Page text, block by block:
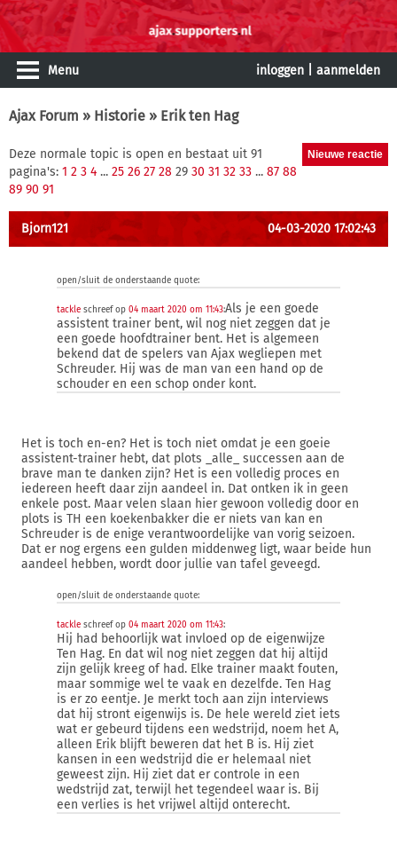
Menu inloggen aanmelden
Ajax Forum » Historie » Erik ten Hag
Deze normale topic is open en bestaat uit 91
pagina's: 1 2 3 4 ... 25 26 27 28 29 30 31 32 33 ... 87 88
89 90 91
Bjorn121 04-03-2020 17:02:43
open/sluit de onderstaande quote:
tackle schreef op 04 maart 2020 om 11:43:Als je een goede
assistent trainer bent, wil nog niet zeggen dat je
een goede hoofdtrainer bent. Het is algemeen
bekend dat de spelers van Ajax wegliepen met
Schreuder. Hij was de man van een hand op de
schouder en een schop onder kont.
Het is toch en-en? Het is toch niet omdat je een goeie
assistent-trainer hebt, dat plots _alle_ successen aan de
brave man te danken zijn? Het is een volledig proces en
iedereen heeft daar zijn aandeel in. Dat ontken ik in geen
enkele post. Maar velen slaan hier gewoon volledig door en
plots is TH een koekenbakker die er niets van kan en
Schreuder is de enige verantwoordelijke van vorig seizoen.
Dat er nog ergens een gulden middenweg ligt, waar beide hun
aandeel hebben, wordt door jullie van tafel geveegd.
open/sluit de onderstaande quote:
tackle schreef op 04 maart 2020 om 11:43:
Hij had behoorlijk wat invloed op de eigenwijze
Ten Hag. En dat wil nog niet zeggen dat hij altijd
zijn gelijk kreeg of had. Elke trainer maakt fouten,
maar sommige wel te vaak en dezelfde. Ten Hag
is er zo eentje. Je merkt toch aan zijn interviews
dat hij stront eigenwijs is. De hele wereld ziet iets
wat er gebeurd tijdens een wedstrijd, noem het A,
alleen Erik blijft beweren dat het B is. Hij ziet
kansen in een wedstrijd die er helemaal niet
geweest zijn. Hij ziet dat er controle in een
wedstrijd zat, terwijl het tegendeel waar is. Bij
een verlies is het vrijwel altijd onterecht.